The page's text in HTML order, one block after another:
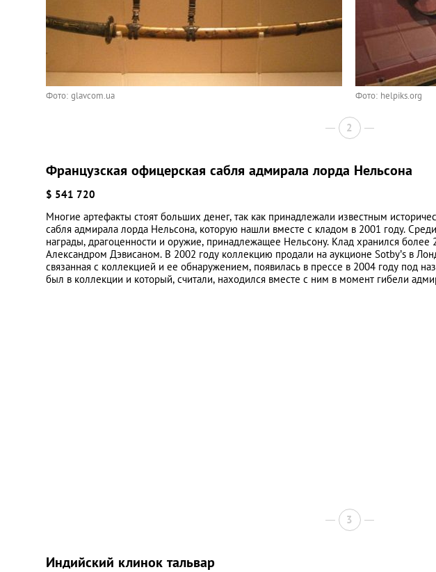
Фото: glavcom.ua Фото: helpiks.org
2
Французская офицерская сабля адмирала лорда Нельсона
$ 541 720
Многие артефакты стоят больших денег, так как принадлежали известным
сабля адмирала лорда Нельсона, которую нашли вместе с кладом в 2001 году.
награды, драгоценности и оружие, принадлежащее Нельсону. Клад хранился более
Александром Дэвисаном. В 2002 году коллекцию продали на аукционе Sotby’s в
связанная с коллекцией и ее обнаружением, появилась в прессе в 2004 году под
был в коллекции и который, считали, находился вместе с ним в момент гибели
3
Индийский клинок тальвар